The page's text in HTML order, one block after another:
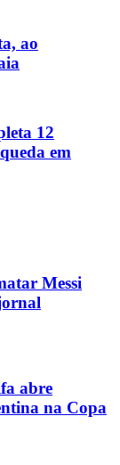
ao
12
em
Messi
abre
na Copa